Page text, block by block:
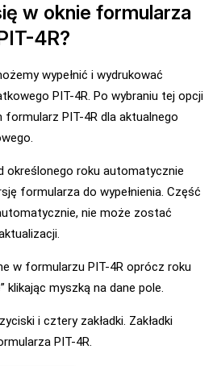
w oknie formularza
4R?
wypełnić i wydrukować
PIT-4R. Po wybraniu tej opcji
formularz PIT-4R dla aktualnego
określonego roku automatycznie
formularza do wypełnienia. Część
nie może zostać
w formularzu PIT-4R oprócz roku
klikając myszką na dane pole.
i cztery zakładki. Zakładki
PIT-4R.